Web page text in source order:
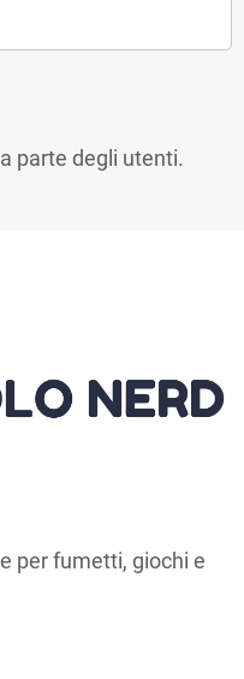
parte degli utenti.
per fumetti, giochi e